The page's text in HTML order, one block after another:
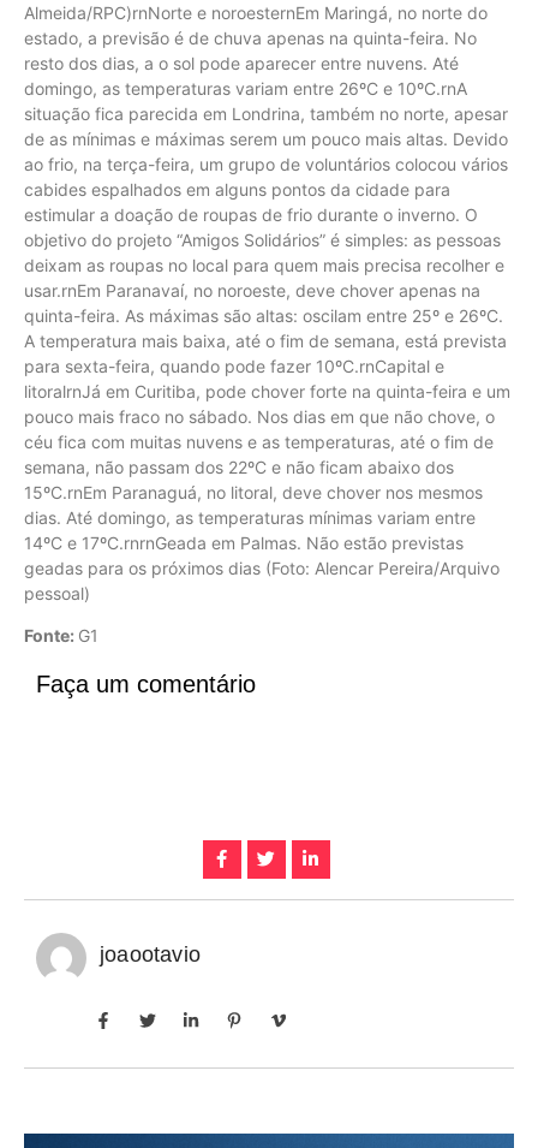
Almeida/RPC)rnNorte e noroesternEm Maringá, no norte do
estado, a previsão é de chuva apenas na quinta-feira. No
resto dos dias, a o sol pode aparecer entre nuvens. Até
domingo, as temperaturas variam entre 26ºC e 10ºC.rnA
situação fica parecida em Londrina, também no norte, apesar
de as mínimas e máximas serem um pouco mais altas. Devido
ao frio, na terça-feira, um grupo de voluntários colocou vários
cabides espalhados em alguns pontos da cidade para
estimular a doação de roupas de frio durante o inverno. O
objetivo do projeto “Amigos Solidários” é simples: as pessoas
deixam as roupas no local para quem mais precisa recolher e
usar.rnEm Paranavaí, no noroeste, deve chover apenas na
quinta-feira. As máximas são altas: oscilam entre 25º e 26ºC.
A temperatura mais baixa, até o fim de semana, está prevista
para sexta-feira, quando pode fazer 10ºC.rnCapital e
litoralrnJá em Curitiba, pode chover forte na quinta-feira e um
pouco mais fraco no sábado. Nos dias em que não chove, o
céu fica com muitas nuvens e as temperaturas, até o fim de
semana, não passam dos 22ºC e não ficam abaixo dos
15ºC.rnEm Paranaguá, no litoral, deve chover nos mesmos
dias. Até domingo, as temperaturas mínimas variam entre
14ºC e 17ºC.rnrnGeada em Palmas. Não estão previstas
geadas para os próximos dias (Foto: Alencar Pereira/Arquivo
pessoal)
Fonte: G1
Faça um comentário
joaootavio